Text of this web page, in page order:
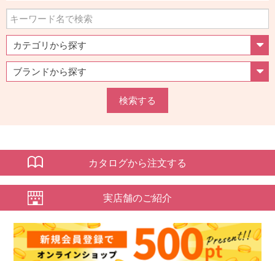
検索する
カタログから注文する
実店舗のご紹介